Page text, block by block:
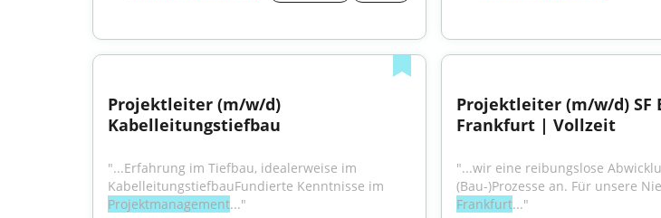
Projektleiter (m/w/d)
Kabelleitungstiefbau
"...Erfahrung im Tiefbau, idealerweise im
Projektmanagement..."
Projektleiter (m/w/d) SF
Frankfurt | Vollzeit
"...wir eine reibungslose
Frankfurt..."